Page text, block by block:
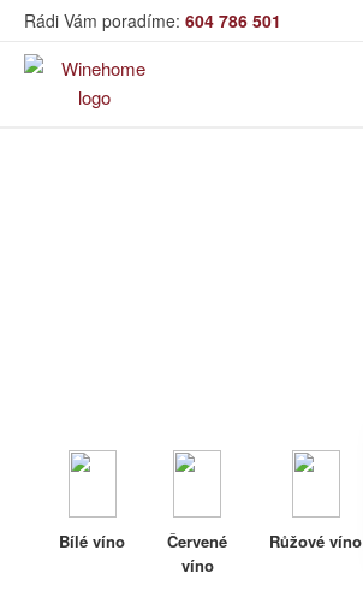
Rádi Vám poradíme: 604 786 501
víno
vína
Specialní vína
Degustační sety
Daniel Pesat Wine
Bílé víno
Červené
víno
Růžové víno